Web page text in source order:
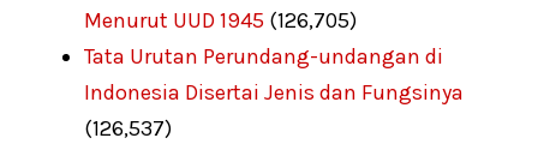
Menurut UUD 1945 (126,705)
Tata Urutan Perundang-undangan di
Indonesia Disertai Jenis dan Fungsinya
(126,537)